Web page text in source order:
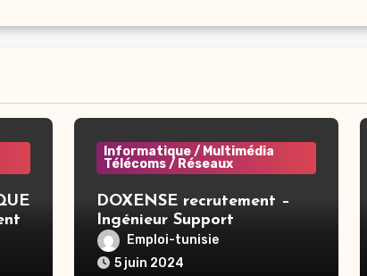
Informatique / Multimédia
Télécoms / Réseaux
DOXENSE recrutement –
Ingénieur Support
Applicatif – Nabeul
Emploi-tunisie
5 juin 2024